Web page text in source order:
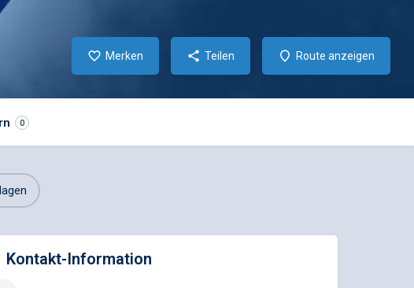
Merken Teilen Route anzeigen
0
Kontakt-Information